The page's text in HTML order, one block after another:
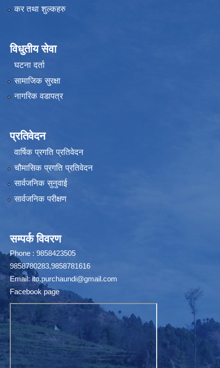
कर तथा शुल्कहरु
विधुतीय सेवा
घटना दर्ता
सामाजिक सुरक्षा
नागरिक वडापत्र
प्रतिवेदन
वार्षिक प्रगति प्रतिवेदन
चौमासिक प्रगति प्रतिवेदन
सार्वजनिक सुनुवाई
सार्वजनिक परीक्षण
सम्पर्क विवरण
Phone : 9858423505
9858780283,9858781616
Email:ito.purchaundi@gmail.com
Facebook page